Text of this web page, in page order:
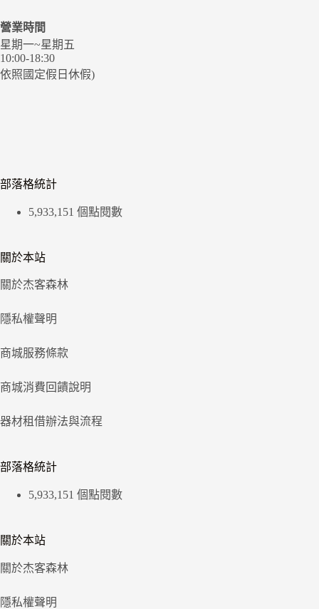
營業時間
星期一~星期五
10:00-18:30
依照國定假日休假)
部落格統計
5,933,151 個點閱數
關於本站
關於杰客森林
隱私權聲明
商城服務條款
商城消費回饋說明
器材租借辦法與流程
部落格統計
5,933,151 個點閱數
關於本站
關於杰客森林
隱私權聲明